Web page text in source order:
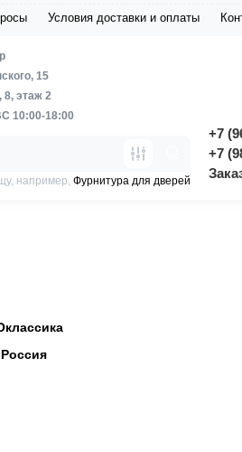
Условия доставки и оплаты
15
этаж 2
10:00-18:00
+7
+7
например, Фурнитура для дверей
Россия